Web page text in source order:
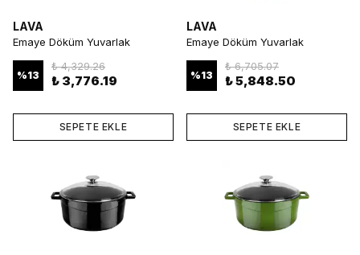
LAVA
Emaye Döküm Yuvarlak
%13
₺ 4,329.26
₺ 3,776.19
SEPETE EKLE
LAVA
Emaye Döküm Yuvarlak
%13
₺ 6,705.07
₺ 5,848.50
SEPETE EKLE